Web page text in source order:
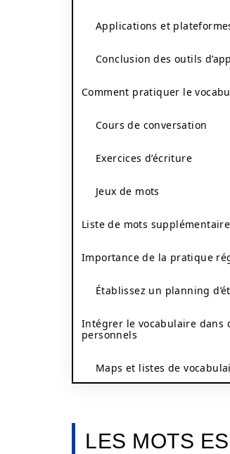
Applications et
Conclusion des outils
Comment pratiquer le
Cours de conversation
Exercices d’écriture
Jeux de mots
Liste de mots
Importance de la pratique
Établissez un planning
Intégrer le vocabulaire dans
personnels
Maps et listes de
LES MOTS